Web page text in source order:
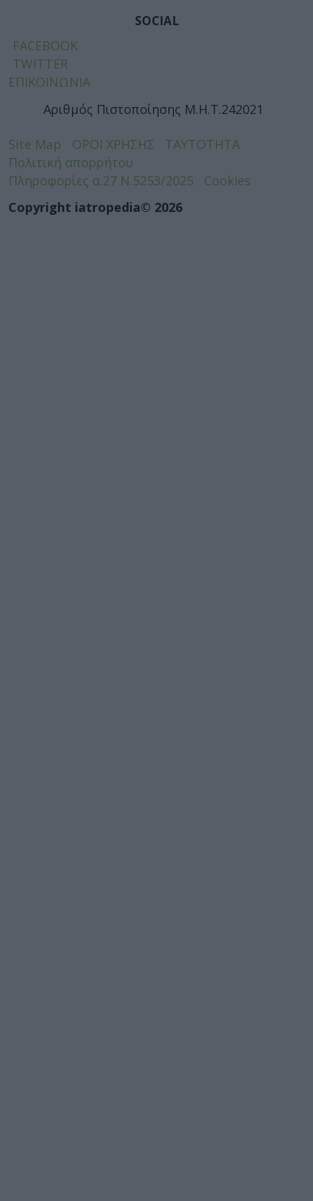
SOCIAL
FACEBOOK
TWITTER
ΕΠΙΚΟΙΝΩΝΙΑ
Αριθμός Πιστοποίησης Μ.Η.Τ.242021
Site Map ΟΡΟΙ ΧΡΗΣΗΣ
ΤΑΥΤΟΤΗΤΑ
Πολιτική απορρήτου
Πληροφορίες α.27 Ν.5253/2025
Cookies
Copyright iatropedia© 2026